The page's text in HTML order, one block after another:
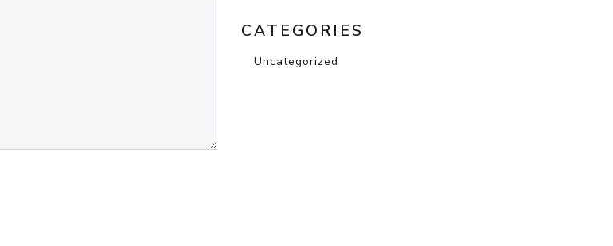
CATEGORIES
Uncategorized